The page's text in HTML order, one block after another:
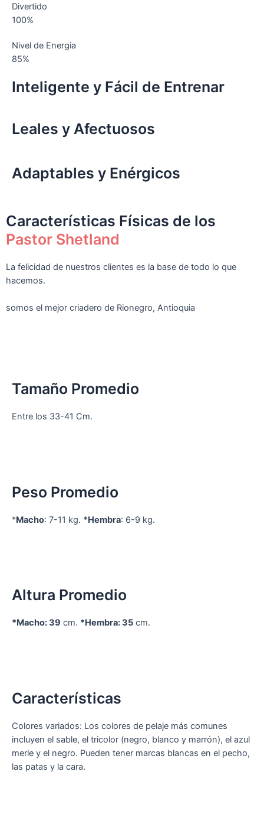
Divertido
100%
Nivel de Energia
85%
Inteligente y Fácil de Entrenar
Leales y Afectuosos
Adaptables y Enérgicos
Características Físicas de los
Pastor Shetland
La felicidad de nuestros clientes es la base de todo lo que
hacemos.
somos el mejor criadero de Rionegro, Antioquia
Tamaño Promedio
Entre los 33-41 Cm.
Peso Promedio
*Macho: 7-11 kg. *Hembra: 6-9 kg.
Altura Promedio
*Macho: 39 cm. *Hembra: 35 cm.
Características
Colores variados: Los colores de pelaje más comunes
incluyen el sable, el tricolor (negro, blanco y marrón), el azul
merle y el negro. Pueden tener marcas blancas en el pecho,
las patas y la cara.